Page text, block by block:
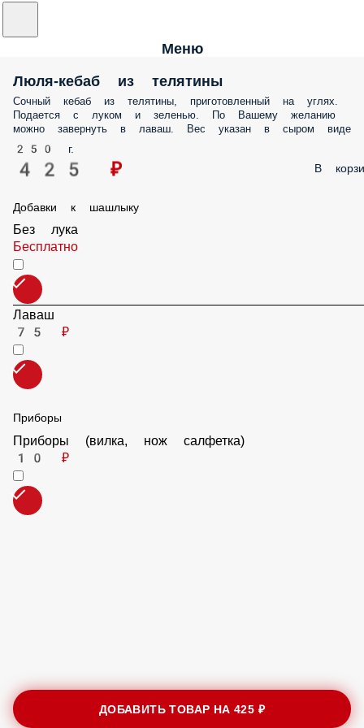
Меню
Люля-кебаб из телятины
Сочный кебаб из телятины, приготовленный на углях. Подается c
луком и зеленью. По Вашему желанию можно завернуть в лаваш.
указан в сыром виде
250 г.
425 ₽ В
Добавки к шашлыку
Без лука
Бесплатно
Лаваш
Приборы
10 ₽
ДОБАВИТЬ ТОВАР НА425 ₽